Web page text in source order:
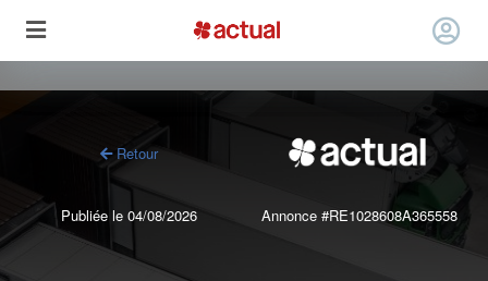
Retour
Publiée le 04/08/2026 Annonce #RE1028608A365558